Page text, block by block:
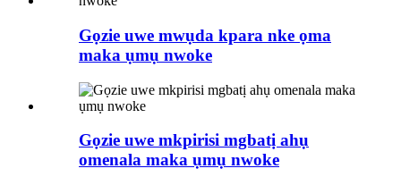
Gọzie uwe mwụda kpara nke ọma
maka ụmụ nwoke
Gọzie uwe mkpirisi mgbatị ahụ
omenala maka ụmụ nwoke